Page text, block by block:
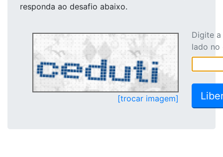
responda ao desafio abaixo.
[trocar imagem]
Digite
lado no